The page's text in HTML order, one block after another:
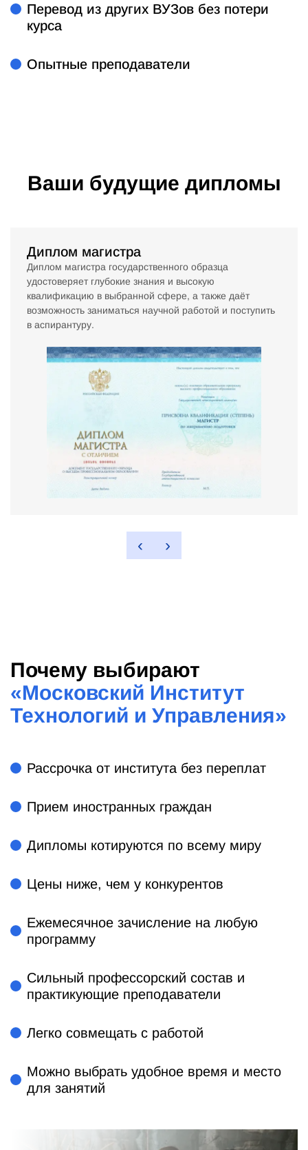
Перевод из других ВУЗов без потери
курса
Опытные преподаватели
Ваши будущие дипломы
Диплом магистра
Диплом магистра государственного образца
удостоверяет глубокие знания и высокую
квалификацию в выбранной сфере, а также даёт
возможность заниматься научной работой и поступить
в аспирантуру.
‹ ›
Почему выбирают
«Московский Институт
Технологий и Управления»
Рассрочка от института без переплат
Прием иностранных граждан
Дипломы котируются по всему миру
Цены ниже, чем у конкурентов
Ежемесячное зачисление на любую
программу
Сильный профессорский состав и
практикующие преподаватели
Легко совмещать с работой
Можно выбрать удобное время и место
для занятий